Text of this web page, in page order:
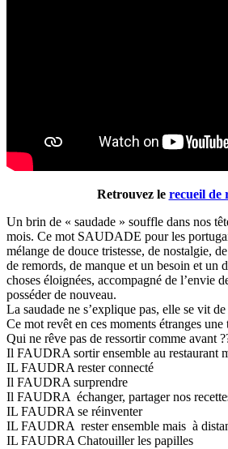
Retrouvez le recueil de
Un brin de « saudade » souffle dans nos
mois. Ce mot SAUDADE pour les
mélange de douce tristesse, de nostalgie,
de remords, de manque et un besoin et un
choses éloignées, accompagné de l’envie
posséder de nouveau.
La saudade ne s’explique pas, elle se vit
Ce mot revêt en ces moments étranges
Qui ne rêve pas de ressortir comme avant
Il FAUDRA sortir ensemble au restaurant
IL FAUDRA rester connecté
Il FAUDRA surprendre
Il FAUDRA échanger, partager nos
IL FAUDRA se réinventer
IL FAUDRA rester ensemble mais à
IL FAUDRA Chatouiller les papilles